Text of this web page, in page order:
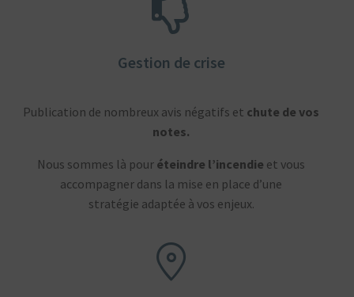
Gestion de crise
Publication de nombreux avis négatifs et chute de vos
notes.
Nous sommes là pour éteindre l’incendie et vous
accompagner dans la mise en place d’une
stratégie adaptée à vos enjeux.